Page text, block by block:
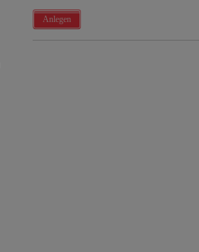
Anlegen